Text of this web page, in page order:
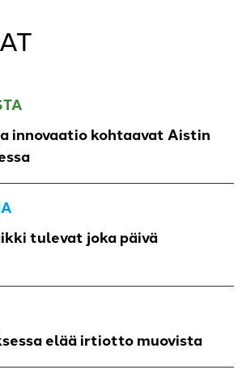
innovaatio kohtaavat Aistin
tulevat joka päivä
elää irtiotto muovista